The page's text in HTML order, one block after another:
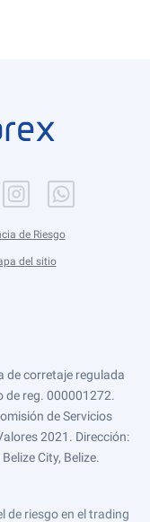
de Riesgo
del sitio
de corretaje regulada
de reg. 000001272.
de Servicios
2021. Dirección:
City, Belize.
de riesgo en el trading